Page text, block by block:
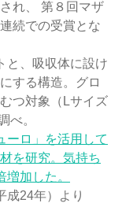
れ、 第８回マザ
続での受賞とな
と、吸収体に設け
する構造。グロ
つ対象（Lサイズ
べ。
ーロ」を活用して
を研究。気持ち
加した。
24年）より